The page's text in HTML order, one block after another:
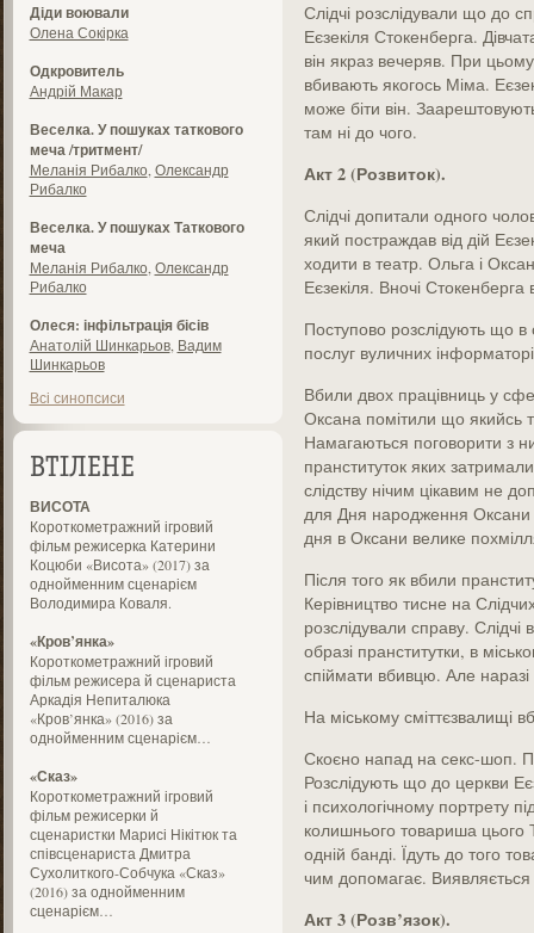
Діди воювали
Олена Сокірка
Одкровитель
Андрій Макар
Веселка. У пошуках таткового
меча /тритмент/
Меланія Рибалко Олександр
Рибалко
Веселка. У пошуках Таткового
меча
Меланія Рибалко Олександр
Рибалко
Олеся: інфільтрація бісів
Анатолій Шинкарьов, Вадим
Шинкарьов
Всі синопсиси
ВТІЛЕНЕ
ВИСОТА
Короткометражний ігровий
фільм режисерка Катерини
Коцюби «Висота» (2017) за
однойменним сценарієм
Володимира Коваля.
«Кров’янка»
Короткометражний ігровий
фільм режисера й сценариста
Аркадія Непиталюка
«Кров’янка» (2016) за
однойменним сценарієм…
«Сказ»
Короткометражний ігровий
фільм режисерки й
сценаристки Марисі Нікітюк та
співсценариста Дмитра
Сухолиткого-Собчука «Сказ»
(2016) за однойменним
сценарієм…
Слідчі розслідували що до
Еєзекіля Стокенберга.
він якраз вечеряв. При
вбивають якогось Міма.
може біти він.
там ні до чого.
Акт 2 (Розвиток).
Слідчі допитали одного
який постраждав від дій
ходити в театр. Ольга і
Еєзекіля. Вночі Стокенберга
Поступово розслідують що в
послуг вуличних
Вбили двох працівниць у
Оксана помітили що якийсь
Намагаються поговорити з
пранституток яких
слідству нічим цікавим не
для Дня народження Оксани
дня в Оксани велике
Після того як вбили
Керівництво тисне на
розслідували справу.
образі пранститутки, в
спіймати вбивцю. Але наразі
На міському сміттєзвалищі
Скоєно напад на секс-шоп.
Розслідують що до церкви
і психологічному портрету
колишнього товариша цього
одній банді. Їдуть до того
чим допомагає.
Акт 3 (Розв’язок).